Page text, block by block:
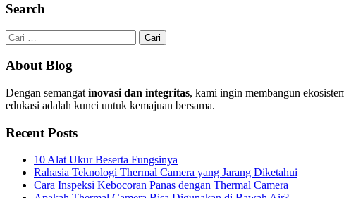
Search
Cari
untuk:
About Blog
Dengan semangat inovasi dan integritas, kami ingin membangun
edukasi adalah kunci untuk kemajuan bersama.
Recent Posts
10 Alat Ukur Beserta Fungsinya
Rahasia Teknologi Thermal Camera yang Jarang Diketahui
Cara Inspeksi Kebocoran Panas dengan Thermal Camera